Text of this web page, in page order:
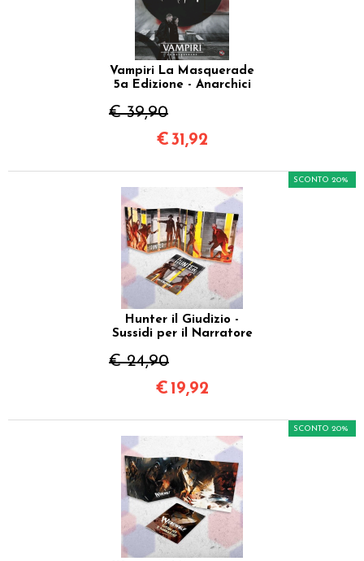
Vampiri La Masquerade
5a Edizione - Anarchici
€ 39,90
€31,92
Hunter il Giudizio -
Sussidi per il Narratore
€ 24,90
SCONTO 20%
€ 19,92
SCONTO 20%